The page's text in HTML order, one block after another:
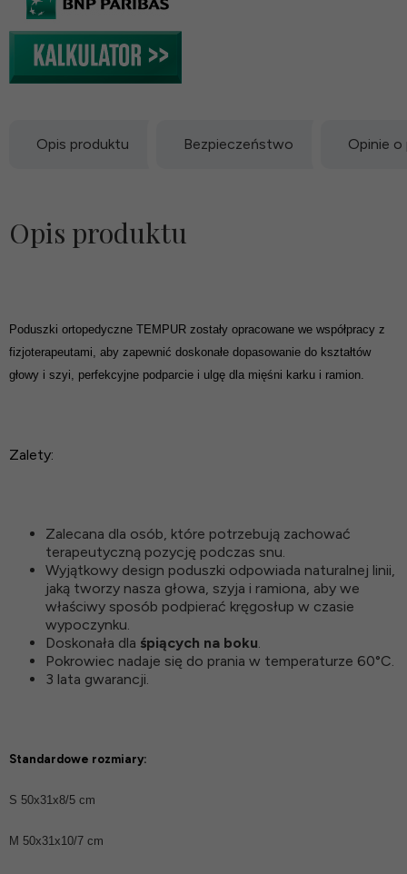
Opis produktu Bezpieczeństwo Opinie o
Opis produktu
Poduszki ortopedyczne TEMPUR zostały opracowane we współpracy z
fizjoterapeutami, aby zapewnić doskonałe dopasowanie do kształtów
głowy i szyi, perfekcyjne podparcie i ulgę dla mięśni karku i ramion.
Zalety:
Zalecana dla osób, które potrzebują zachować
terapeutyczną pozycję podczas snu.
Wyjątkowy design poduszki odpowiada naturalnej linii,
jaką tworzy nasza głowa, szyja i ramiona, aby we
właściwy sposób podpierać kręgosłup w czasie
wypoczynku.
Doskonała dla śpiących na boku.
Pokrowiec nadaje się do prania w temperaturze 60°C.
3 lata gwarancji.
Standardowe rozmiary:
S 50x31x8/5 cm
M 50x31x10/7 cm